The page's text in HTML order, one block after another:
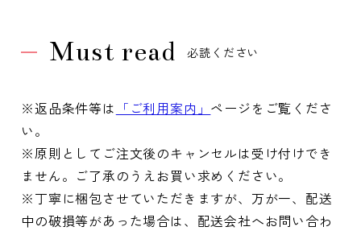
Must read 必読ください
※返品条件等は 「ご利用案内」 ページをご覧くださ
い。
※原則としてご注文後のキャンセルは受け付けでき
ません。ご了承のうえお買い求めください。
※丁寧に梱包させていただきますが、万が一、配送
中の破損等があった場合は、配送会社へお問い合わ